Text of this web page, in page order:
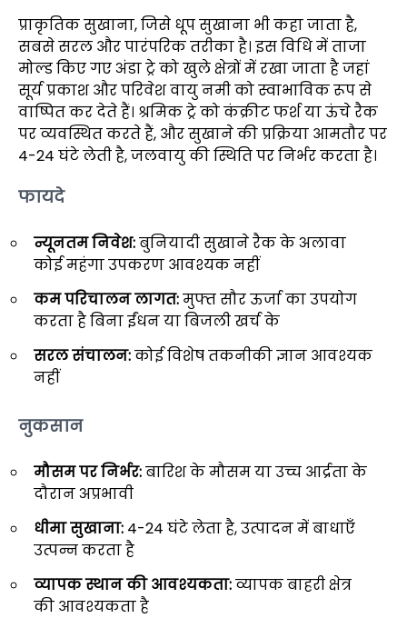
प्राकृतिक सुखाना, जिसे धूप सुखाना भी कहा जाता है,
सबसे सरल और पारंपरिक तरीका है। इस विधि में ताजा
मोल्ड किए गए अंडा ट्रे को खुले क्षेत्रों में रखा जाता है जहां
सूर्य प्रकाश और परिवेश वायु नमी को स्वाभाविक रूप से
वाष्पित कर देते हैं। श्रमिक ट्रे को कंक्रीट फर्श या ऊंचे रैक
पर व्यवस्थित करते हैं, और सुखाने की प्रक्रिया आमतौर पर
4-24 घंटे लेती है, जलवायु की स्थिति पर निर्भर करता है।
फायदे
न्यूनतम निवेश:बुनियादी सुखाने रैक के अलावा
कोई महंगा उपकरण आवश्यक नहीं
कम परिचालन लागत:मुफ्त सौर ऊर्जा का उपयोग
करता है बिना ईंधन या बिजली खर्च के
सरल संचालन:कोई विशेष तकनीकी ज्ञान आवश्यक
नहीं
नुकसान
मौसम पर निर्भर:बारिश के मौसम या उच्च आर्द्रता के
दौरान अप्रभावी
धीमा सुखाना: 4-24 घंटे लेता है, उत्पादन में बाधाएँ
उत्पन्न करता है
व्यापक स्थान की आवश्यकता:व्यापक बाहरी क्षेत्र
की आवश्यकता है